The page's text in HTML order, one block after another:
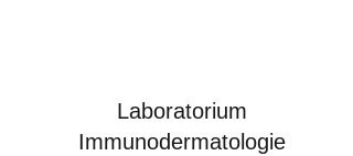
Laboratorium
Immunodermatologie